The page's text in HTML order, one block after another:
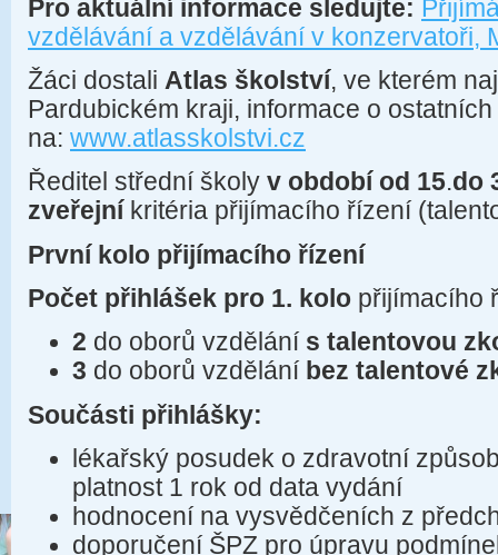
Pro aktuální informace sledujte:
vzdělávání a vzdělávání v konzervatoři,
Žáci dostali Atlas školství, ve kterém
Pardubickém kraji, informace o
na: www.atlasskolstvi.cz
Ředitel střední školy v období od 15.do
zveřejní kritéria přijímacího řízení
První kolo přijímacího řízení
Počet přihlášek pro 1. kolo přijímacího
2 do oborů vzdělání s talentovou
3 do oborů vzdělání bez talentové
Součásti přihlášky:
lékařský posudek o zdravotní
platnost 1 rok od data vydání
hodnocení na vysvědčeních z
doporučení ŠPZ pro úpravu